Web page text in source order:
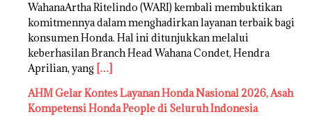
WahanaArtha Ritelindo (WARI) kembali membuktikan
komitmennya dalam menghadirkan layanan terbaik bagi
konsumen Honda. Hal ini ditunjukkan melalui
keberhasilan Branch Head Wahana Condet, Hendra
Aprilian, yang […]
AHM Gelar Kontes Layanan Honda Nasional 2026, Asah
Kompetensi Honda People di Seluruh Indonesia